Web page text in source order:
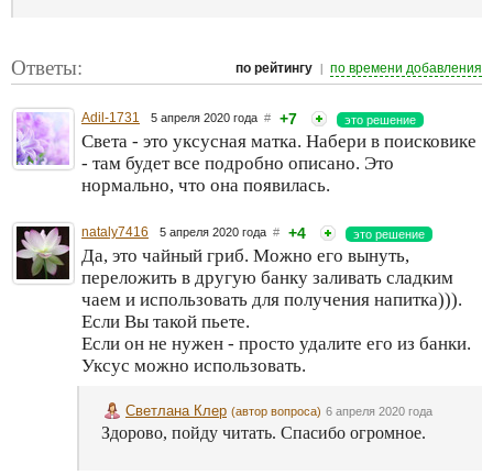
Ответы: по рейтингу | по времени добавления
Adil-1731 5 апреля 2020 года # +7 это решение
Света - это уксусная матка. Набери в поисковике
- там будет все подробно описано. Это
нормально, что она появилась.
nataly7416 5 апреля 2020 года # +4 это решение
Да, это чайный гриб. Можно его вынуть,
переложить в другую банку заливать сладким
чаем и использовать для получения напитка))).
Если Вы такой пьете.
Если он не нужен - просто удалите его из банки.
Уксус можно использовать.
Светлана Клер (автор вопроса) 6 апреля 2020 года
Здорово, пойду читать. Спасибо огромное.